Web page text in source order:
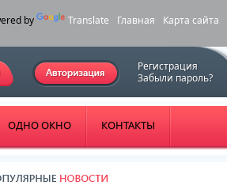
by Translate Главная Карта сайта
Регистрация
Забыли пароль?
ОДНО ОКНО КОНТАКТЫ